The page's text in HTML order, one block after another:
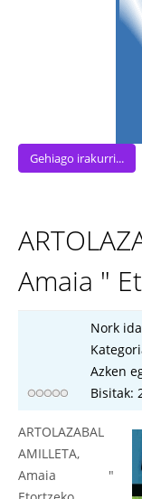
Gehiago irakurri...
Amaia "
Nork
Azken
Bisitak:
ARTOLAZABAL
AMILLETA,
Amaia "